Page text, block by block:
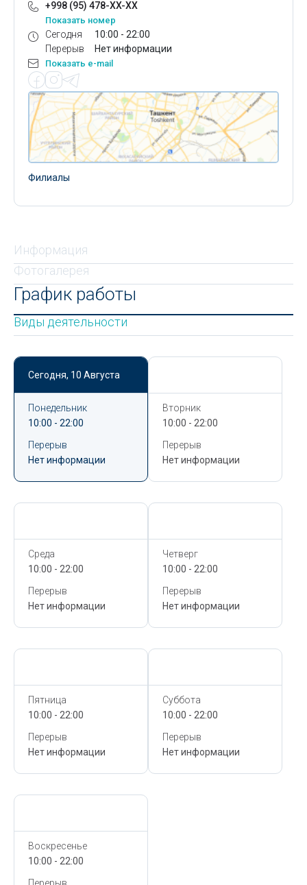
+998 (95) 478-XX-XX
Показать номер
Сегодня
Перерыв
10:00 - 22:00
Нет информации
Показать e-mail
Филиалы
Информация
Фотогалерея
График работы
Виды деятельности
Сегодня, 10 Августа
Понедельник
10:00 - 22:00
Перерыв
Нет информации
Вторник
10:00 - 22:00
Перерыв
Нет информации
Среда
10:00 - 22:00
Перерыв
Нет информации
Четверг
10:00 - 22:00
Перерыв
Нет информации
Пятница
10:00 - 22:00
Перерыв
Нет информации
Суббота
10:00 - 22:00
Перерыв
Нет информации
Воскресенье
10:00 - 22:00
Перерыв